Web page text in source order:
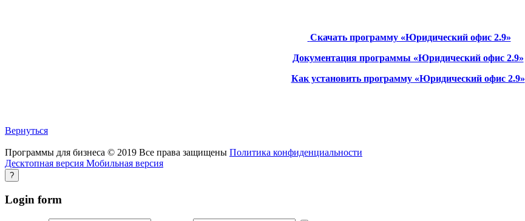
Скачать программу «Юридический офис 2.9»
Документация программы «Юридический офис 2.9»
Как установить программу «Юридический офис 2.9»
Вернуться
Программы для бизнеса © 2019 Все права защищены Политика конфиденциальности
Десктопная версия Мобильная версия
?
Login form